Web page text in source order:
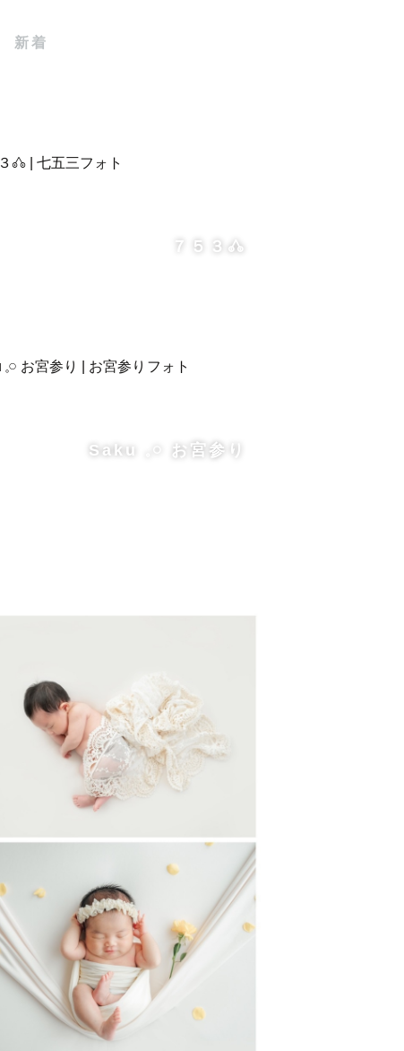
りなどもお任せください！
ますのでご安心ください
（事前にZOOMでお顔合わせも
新着
７５３𖦊
Saku 𓈒𓏸 お宮参り